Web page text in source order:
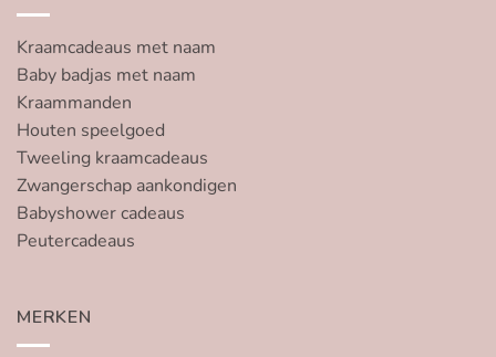
Kraamcadeaus met naam
Baby badjas met naam
Kraammanden
Houten speelgoed
Tweeling kraamcadeaus
Zwangerschap aankondigen
Babyshower cadeaus
Peutercadeaus
MERKEN